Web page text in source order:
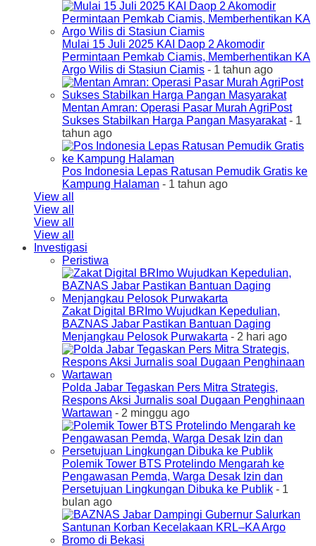
Mulai 15 Juli 2025 KAI Daop 2 Akomodir
Permintaan Pemkab Ciamis, Memberhentikan KA
Argo Wilis di Stasiun Ciamis - 1 tahun ago
Mentan Amran: Operasi Pasar Murah AgriPost
Sukses Stabilkan Harga Pangan Masyarakat- 1
tahun ago
Pos Indonesia Lepas Ratusan Pemudik Gratis ke
Kampung Halaman - 1 tahun ago
View all
View all
View all
View all
Investigasi
Peristiwa
Zakat Digital BRImo Wujudkan Kepedulian,
BAZNAS Jabar Pastikan Bantuan Daging
Menjangkau Pelosok Purwakarta - 2 hari ago
Polda Jabar Tegaskan Pers Mitra Strategis,
Respons Aksi Jurnalis soal Dugaan Penghinaan
Wartawan - 2 minggu ago
Polemik Tower BTS Protelindo Mengarah ke
Pengawasan Pemda, Warga Desak Izin dan
Persetujuan Lingkungan Dibuka ke Publik - 1
bulan ago